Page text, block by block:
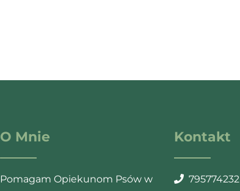
O Mnie
Pomagam Opiekunom Psów w
Kontakt
795774232